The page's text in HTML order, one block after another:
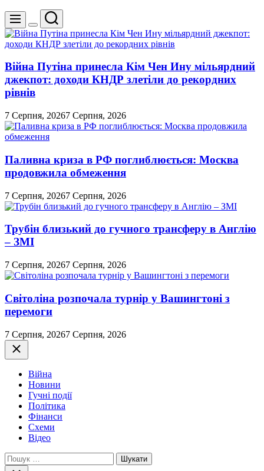
Меню
Перемикач
кольорового
режиму
Пошук
Війна Путіна принесла Кім Чен Ину мільярдний
джекпот: доходи КНДР злетіли до рекордних
рівнів
7 Серпня, 20267 Серпня, 2026
Паливна криза в РФ поглиблюється: Москва
продовжила обмеження
7 Серпня, 20267 Серпня, 2026
Трубін близький до гучного трансферу в Англію
– ЗМІ
7 Серпня, 20267 Серпня, 2026
Світоліна розпочала турнір у Вашингтоні з
перемоги
7 Серпня, 20267 Серпня, 2026
Закрити
Війна
Новини
Гучні події
Політика
Фінанси
Схеми
Відео
Пошук: